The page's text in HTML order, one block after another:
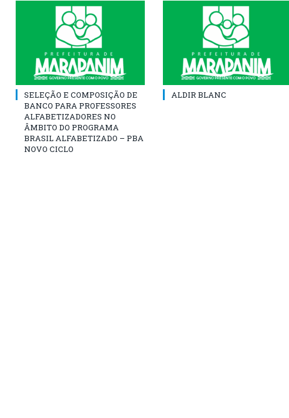
SELEÇÃO E COMPOSIÇÃO DE
BANCO PARA PROFESSORES
ALFABETIZADORES NO
ÂMBITO DO PROGRAMA
BRASIL ALFABETIZADO – PBA
NOVO CICLO
ALDIR BLANC